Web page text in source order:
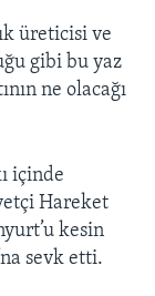
üreticisi ve
gibi bu yaz
ne olacağı
içinde
Hareket
kesin
sevk etti.